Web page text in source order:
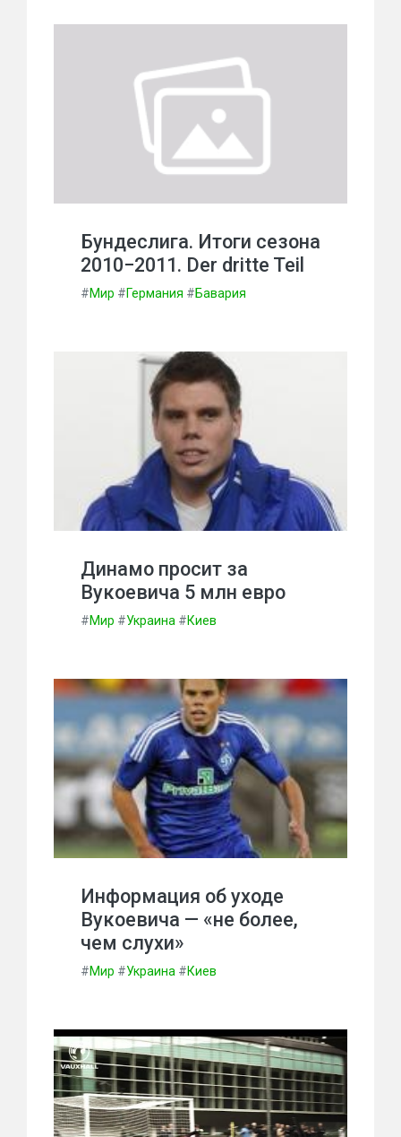
Бундеслига. Итоги сезона
2010−2011. Der dritte Teil
#Мир #Германия #Бавария
Динамо просит за
Вукоевича 5 млн евро
#Мир #Украина #Киев
Информация об уходе
Вукоевича — «не более,
чем слухи»
#Мир #Украина #Киев